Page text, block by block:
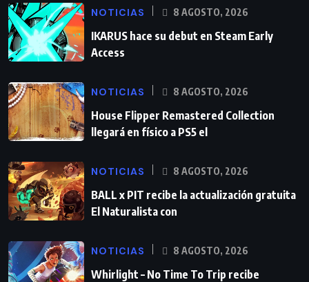
NOTICIAS 8 AGOSTO, 2026
IKARUS hace su debut en Steam Early
Access
NOTICIAS 8 AGOSTO, 2026
House Flipper Remastered Collection
llegará en físico a PS5 el
NOTICIAS 8 AGOSTO, 2026
BALL x PIT recibe la actualización gratuita
El Naturalista con
NOTICIAS 8 AGOSTO, 2026
Whirlight – No Time To Trip recibe